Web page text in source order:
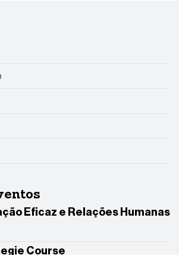
Eficaz e Relações Humanas
Course